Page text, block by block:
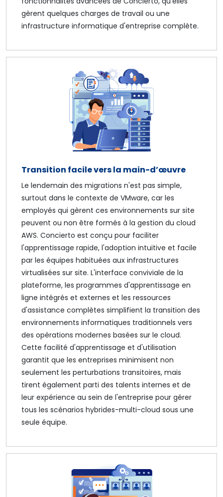
gèrent quelques charges de travail ou une
infrastructure informatique d'entreprise complète.
Transition facile vers la main-d’œuvre
Le lendemain des migrations n'est pas simple,
surtout dans le contexte de VMware, car les
employés qui gèrent ces environnements sur site
peuvent ou non être formés à la gestion du cloud
AWS. Concierto est conçu pour faciliter
l'apprentissage rapide, l'adoption intuitive et facile
par les équipes habituées aux infrastructures
virtualisées sur site. L'interface conviviale de la
plateforme, les programmes d'apprentissage en
ligne intégrés et externes et les ressources
d'assistance complètes simplifient la transition des
environnements informatiques traditionnels vers
des opérations modernes basées sur le cloud.
Cette facilité d'apprentissage et d'utilisation
garantit que les entreprises minimisent non
seulement les perturbations transitoires, mais
tirent également parti des talents internes et de
leur expérience au sein de l'entreprise pour gérer
tous les scénarios hybrides-multi-cloud sous une
seule équipe.